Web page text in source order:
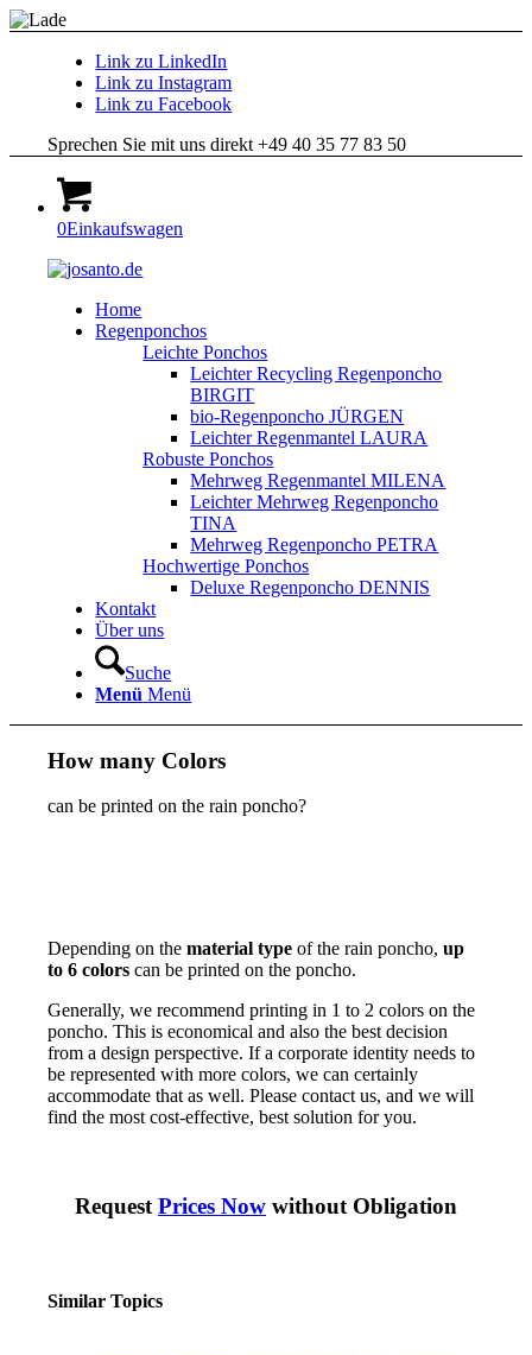
Link zu LinkedIn
Link zu Instagram
Link zu Facebook
Sprechen Sie mit uns direkt +49 40 35 77 83 50
0Einkaufswagen
Home
Regenponchos
Leichte Ponchos
Leichter Recycling Regenponcho
BIRGIT
bio-Regenponcho JÜRGEN
Leichter Regenmantel LAURA
Robuste Ponchos
Mehrweg Regenmantel MILENA
Leichter Mehrweg Regenponcho
TINA
Mehrweg Regenponcho PETRA
Hochwertige Ponchos
Deluxe Regenponcho DENNIS
Kontakt
Über uns
Suche
Menü Menü
How many Colors
can be printed on the rain poncho?
Depending on thematerial type of the rain poncho,up
to 6 colors can be printed on the poncho.
Generally, we recommend printing in 1 to 2 colors on the
poncho. This is economical and also the best decision
from a design perspective. If a corporate identity needs to
be represented with more colors, we can certainly
accommodate that as well. Please contact us, and we will
find the most cost-effective, best solution for you.
Request Prices Now without Obligation
Similar Topics